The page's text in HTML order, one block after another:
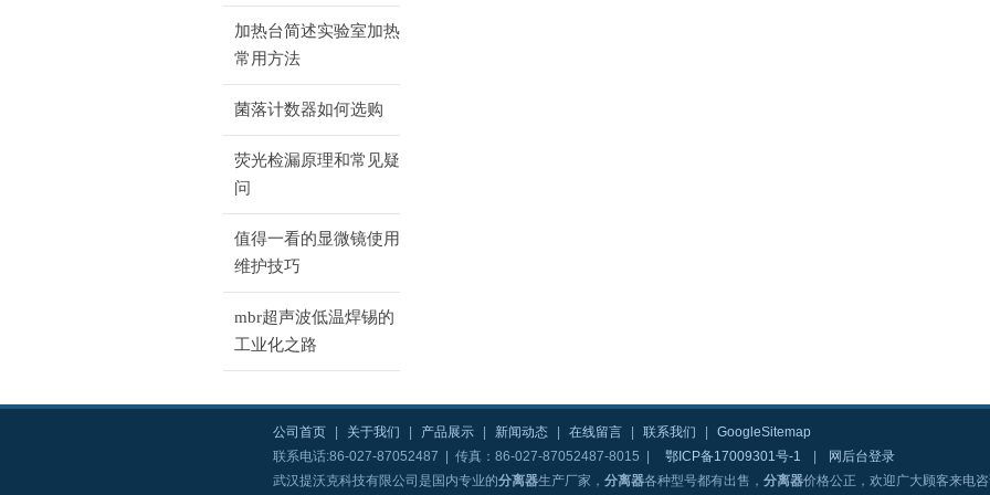
加热台简述实验室加热
常用方法
菌落计数器如何选购
荧光检漏原理和常见疑
问
值得一看的显微镜使用
维护技巧
mbr超声波低温焊锡的
工业化之路
公司首页 关于我们 产品展示 新闻动态 在线留言 联系我们
GoogleSitemap
联系电话:86-027-87052487 | 传真：86-027-87052487-8015 |
鄂ICP备17009301号-1
网后台登录
武汉提沃克科技有限公司是国内专业的分离器生产厂家， 分离器各种型号都有出售， 分离器价格公正，欢迎广大顾客来电